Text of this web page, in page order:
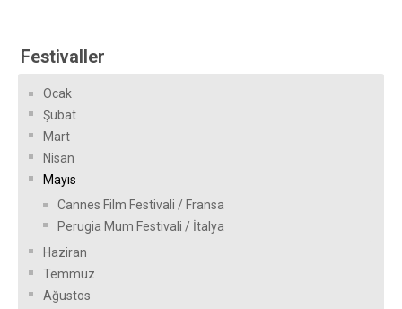
Festivaller
Ocak
Şubat
Mart
Nisan
Mayıs
Cannes Film Festivali / Fransa
Perugia Mum Festivali / İtalya
Haziran
Temmuz
Ağustos